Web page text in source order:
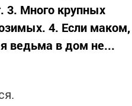
3. Много крупных
4. Если маком,
ведьма в дом не...